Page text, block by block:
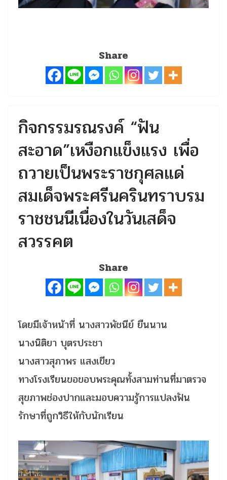
Share
กิจกรรมรณรงค์ “ฟัน
สะอาด”เหงือกแข็งแรง เพื่อ
ถวายเป็นพระราชกุศลแด่
สมเด็จพระศรีนครินทราบรม
ราชชนนีเนื่องในวันเสด็จ
สวรรคต
Share
โดยมีเจ้าหน้าที่ นางสาวพัชนีย์ ยืนนาน
นางนิติยา บุตรประชา
นางสาวสุภาพร แสงเขียว
ทางโรงเรียนขอขอบพระคุณทั้งสามท่านที่มาตรวจ
สุขภาพช่องปากและมอบความรู้การแปลงฟัน
รักษาที่ถูกวิธีให้กับนักเรียน